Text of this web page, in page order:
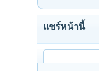
แชร์หน้านี้